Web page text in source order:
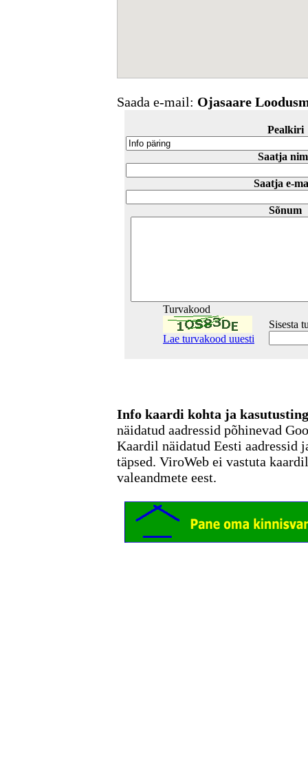
Saada e-mail: Ojasaare
Pealkiri
Saatja
Saatja e-
Sõnum
Turvakood
Lae turvakood uuesti
Sisesta
Info kaardi kohta ja
näidatud aadressid põhinevad
Kaardil näidatud Eesti aadressid
täpsed. ViroWeb ei vastuta
valeandmete eest.